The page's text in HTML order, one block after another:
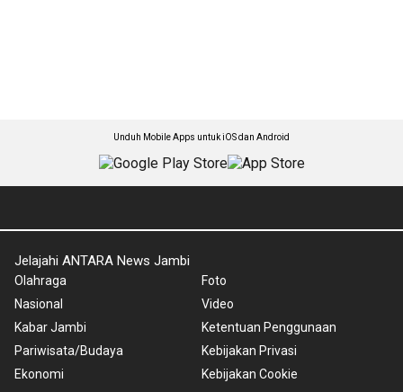
Unduh Mobile Apps untuk iOS dan Android
Jelajahi ANTARA News Jambi
Olahraga
Nasional
Kabar Jambi
Pariwisata/Budaya
Ekonomi
Foto
Video
Ketentuan Penggunaan
Kebijakan Privasi
Kebijakan Cookie